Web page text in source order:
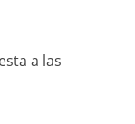
a las